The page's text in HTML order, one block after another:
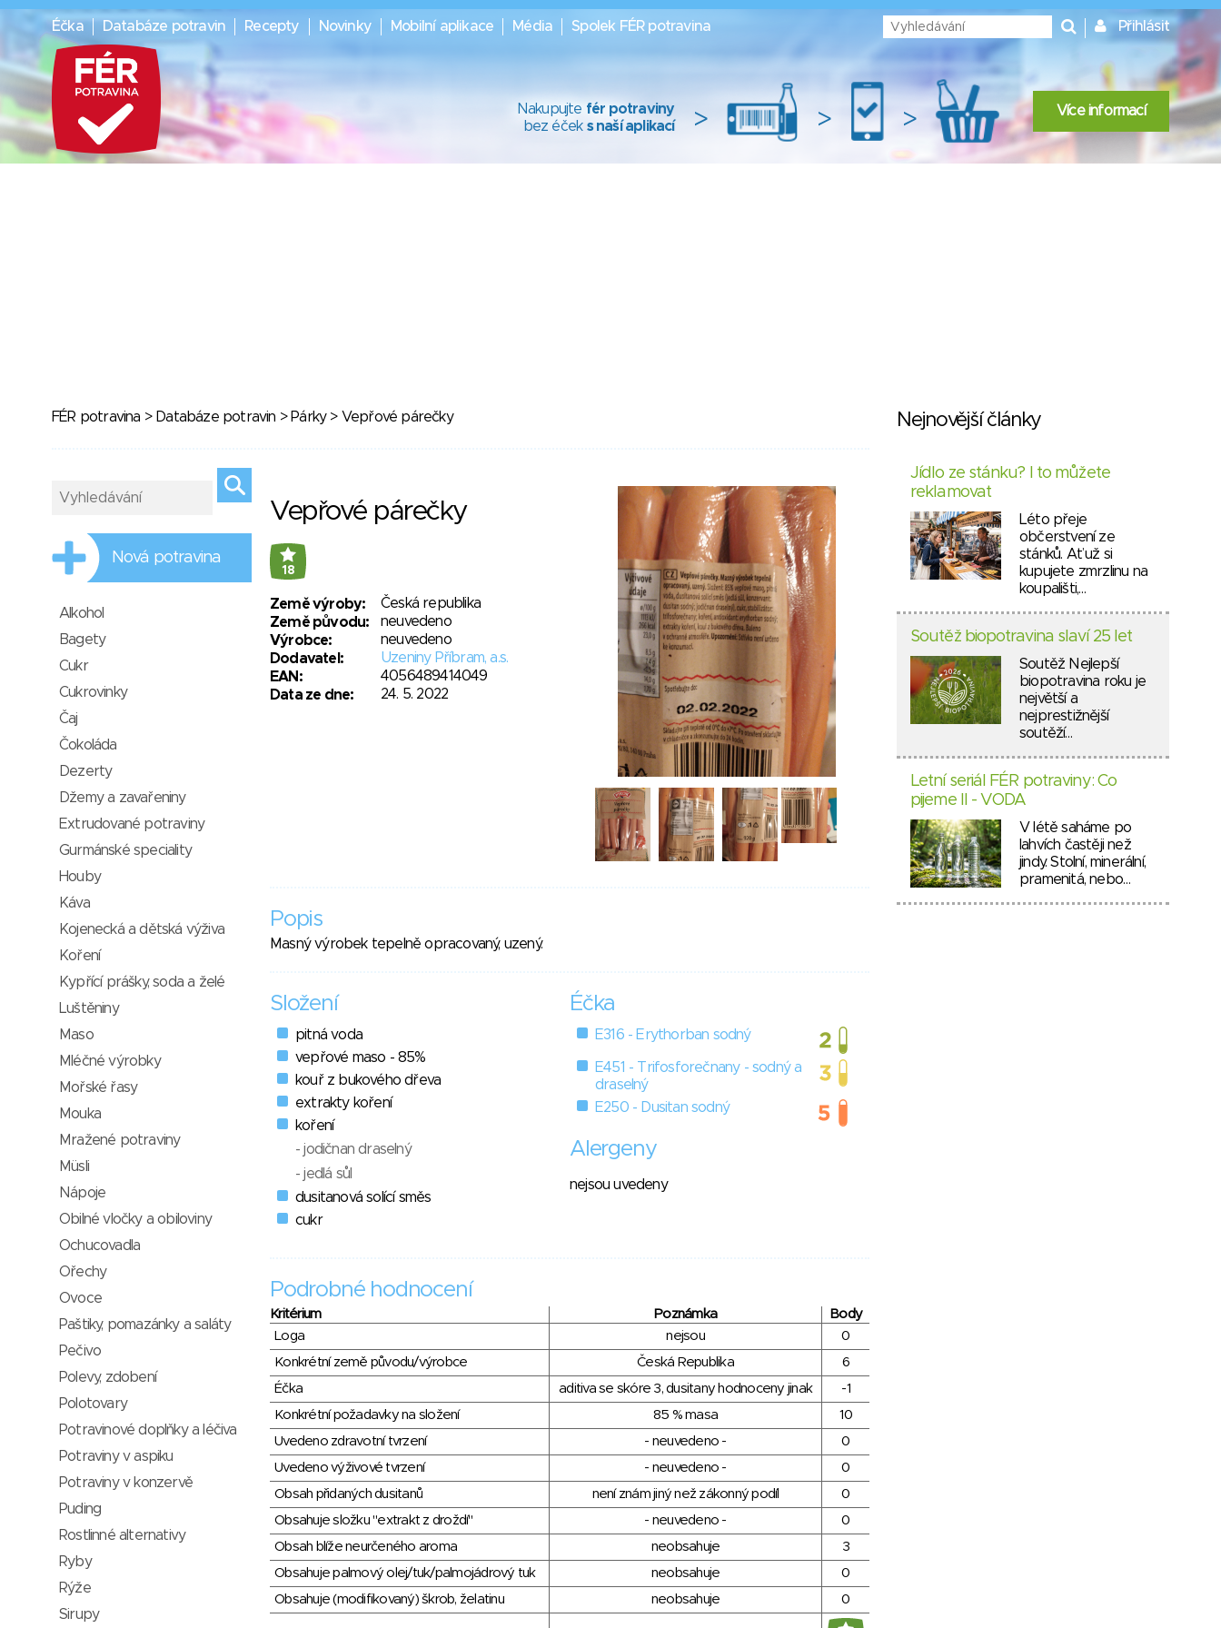
Éčka Databáze potravin Recepty Novinky Mobilní aplikace Média Spolek FÉR potravina Přihlásit
Nakupujte fér potraviny
bez éček s naší aplikací > > > Více informací
FÉR potravina > Databáze potravin > Párky> Vepřové párečky
Vepřové párečky
18
Země výroby:
Česká republika
Země původu:
neuvedeno
Výrobce:
neuvedeno
Dodavatel:
Uzeniny Příbram, a.s.
EAN:
4056489414049
Data ze dne:
24. 5. 2022
Popis
Masný výrobek tepelně opracovaný, uzený.
Složení
pitná voda
vepřové maso - 85%
kouř z bukového dřeva
extrakty koření
koření
- jodičnan draselný
- jedlá sůl
dusitanová solící směs
cukr
Éčka
E316 - Erythorban sodný
E451 - Trifosforečnany - sodný a
draselný
E250 - Dusitan sodný
Alergeny
nejsou uvedeny
Podrobné hodnocení
Kritérium Poznámka
Body
Loga
nejsou
0
Konkrétní země původu/výrobce
Česká Republika
6
Éčka
aditiva se skóre 3, dusitany hodnoceny jinak
-1
Konkrétní požadavky na složení
85 % masa
10
Uvedeno zdravotní tvrzení
- neuvedeno -
0
Uvedeno výživové tvrzení
- neuvedeno -
0
Obsah přidaných dusitanů
není znám jiný než zákonný podíl
0
Obsahuje složku "extrakt z droždí"
- neuvedeno -
0
Obsah blíže neurčeného aroma
neobsahuje
3
Obsahuje palmový olej/tuk/palmojádrový tuk
neobsahuje
0
Obsahuje (modifikovaný) škrob, želatinu
neobsahuje 0
Nová potravina
Alkohol
Bagety
Cukr
Cukrovinky
Čaj
Čokoláda
Dezerty
Džemy a zavařeniny
Extrudované potraviny
Gurmánské speciality
Houby
Káva
Kojenecká a dětská výživa
Koření
Kypřící prášky, soda a želé
Luštěniny
Maso
Mléčné výrobky
Mořské řasy
Mouka
Mražené potraviny
Müsli
Nápoje
Obilné vločky a obiloviny
Ochucovadla
Ořechy
Ovoce
Paštiky, pomazánky a saláty
Pečivo
Polevy, zdobení
Polotovary
Potravinové doplňky a léčiva
Potraviny v aspiku
Potraviny v konzervě
Puding
Rostlinné alternativy
Ryby
Rýže
Sirupy
Nejnovější články
Jídlo ze stánku? I to můžete
reklamovat
Léto přeje
občerstvení ze
stánků. Ať už si
kupujete zmrzlinu na
koupališti,…
Soutěž biopotravina slaví 25 let
Soutěž Nejlepší
biopotravina roku je
největší a
nejprestižnější
soutěží…
Letní seriál FÉR potraviny: Co
pijeme II - VODA
V létě saháme po
lahvích častěji než
jindy. Stolní, minerální,
pramenitá, nebo…